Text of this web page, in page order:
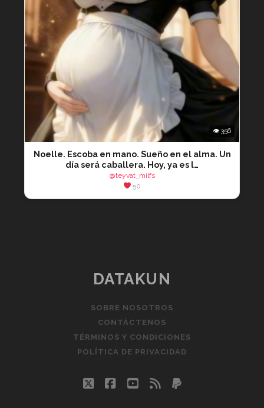
👁 356
Noelle. Escoba en mano. Sueño en el alma. Un
día será caballera. Hoy, ya es l…
@teyvat_milfs
50
DATAKUN
SOBRE NOSOTROS
CONTÁCTENOS
TÉRMINOS Y CONDICIONES
POLÍTICA DE PRIVACIDAD
twitterfacebook
youtube
rss paypal